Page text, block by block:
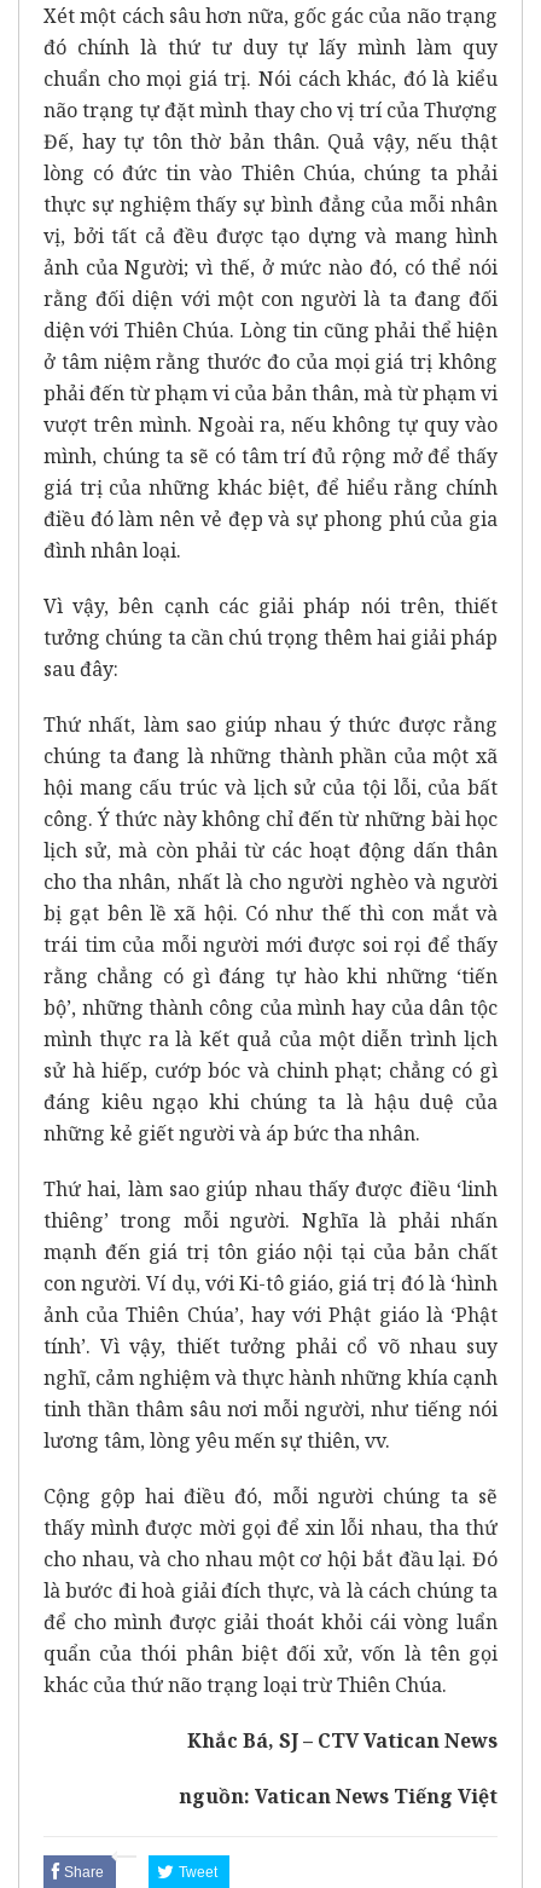
Xét một cách sâu hơn nữa, gốc gác của não trạng
đó chính là thứ tư duy tự lấy mình làm quy
chuẩn cho mọi giá trị. Nói cách khác, đó là kiểu
não trạng tự đặt mình thay cho vị trí của Thượng
Đế, hay tự tôn thờ bản thân. Quả vậy, nếu thật
lòng có đức tin vào Thiên Chúa, chúng ta phải
thực sự nghiệm thấy sự bình đẳng của mỗi nhân
vị, bởi tất cả đều được tạo dựng và mang hình
ảnh của Người; vì thế, ở mức nào đó, có thể nói
rằng đối diện với một con người là ta đang đối
diện với Thiên Chúa. Lòng tin cũng phải thể hiện
ở tâm niệm rằng thước đo của mọi giá trị không
phải đến từ phạm vi của bản thân, mà từ phạm vi
vượt trên mình. Ngoài ra, nếu không tự quy vào
mình, chúng ta sẽ có tâm trí đủ rộng mở để thấy
giá trị của những khác biệt, để hiểu rằng chính
điều đó làm nên vẻ đẹp và sự phong phú của gia
đình nhân loại.
Vì vậy, bên cạnh các giải pháp nói trên, thiết
tưởng chúng ta cần chú trọng thêm hai giải pháp
sau đây:
Thứ nhất, làm sao giúp nhau ý thức được rằng
chúng ta đang là những thành phần của một xã
hội mang cấu trúc và lịch sử của tội lỗi, của bất
công. Ý thức này không chỉ đến từ những bài học
lịch sử, mà còn phải từ các hoạt động dấn thân
cho tha nhân, nhất là cho người nghèo và người
bị gạt bên lề xã hội. Có như thế thì con mắt và
trái tim của mỗi người mới được soi rọi để thấy
rằng chẳng có gì đáng tự hào khi những ‘tiến
bộ’, những thành công của mình hay của dân tộc
mình thực ra là kết quả của một diễn trình lịch
sử hà hiếp, cướp bóc và chinh phạt; chẳng có gì
đáng kiêu ngạo khi chúng ta là hậu duệ của
những kẻ giết người và áp bức tha nhân.
Thứ hai, làm sao giúp nhau thấy được điều ‘linh
thiêng’ trong mỗi người. Nghĩa là phải nhấn
mạnh đến giá trị tôn giáo nội tại của bản chất
con người. Ví dụ, với Ki-tô giáo, giá trị đó là ‘hình
ảnh của Thiên Chúa’, hay với Phật giáo là ‘Phật
tính’. Vì vậy, thiết tưởng phải cổ võ nhau suy
nghĩ, cảm nghiệm và thực hành những khía cạnh
tinh thần thâm sâu nơi mỗi người, như tiếng nói
lương tâm, lòng yêu mến sự thiên, vv.
Cộng gộp hai điều đó, mỗi người chúng ta sẽ
thấy mình được mời gọi để xin lỗi nhau, tha thứ
cho nhau, và cho nhau một cơ hội bắt đầu lại. Đó
là bước đi hoà giải đích thực, và là cách chúng ta
để cho mình được giải thoát khỏi cái vòng luẩn
quẩn của thói phân biệt đối xử, vốn là tên gọi
khác của thứ não trạng loại trừ Thiên Chúa.
Khắc Bá, SJ – CTV Vatican News
nguồn: Vatican News Tiếng Việt
Share Tweet